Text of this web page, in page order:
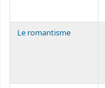
Le romantisme